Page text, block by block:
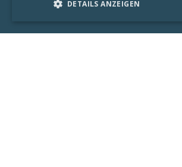
DETAILS ANZEIGEN